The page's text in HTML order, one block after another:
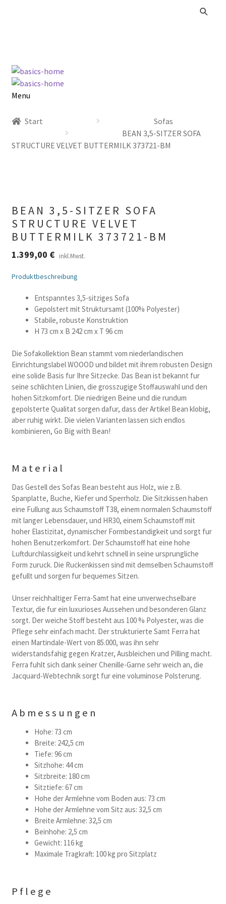
Zur
Navigation
springen
Zum
Inhalt
springen
Menu
Kataloge Landhaus
Summer Sale
Start
Sofas
BEAN 3,5-SITZER SOFA
STRUCTURE VELVET BUTTERMILK 373721-BM
BEAN 3,5-SITZER SOFA
STRUCTURE VELVET
BUTTERMILK 373721-BM
1.399,00 € inkl.Mwst.
Produktbeschreibung
Entspanntes 3,5-sitziges Sofa
Gepolstert mit Struktursamt (100% Polyester)
Stabile, robuste Konstruktion
H 73 cm x B 242 cm x T 96 cm
Die Sofakollektion Bean stammt vom niederlandischen
Einrichtungslabel WOOOD und bildet mit ihrem robusten Design
eine solide Basis fur Ihre Sitzecke. Das Bean ist bekannt fur
seine schlichten Linien, die grosszugige Stoffauswahl und den
hohen Sitzkomfort. Die niedrigen Beine und die rundum
gepolsterte Qualitat sorgen dafur, dass der Artikel Bean klobig,
aber ruhig wirkt. Die vielen Varianten lassen sich endlos
kombinieren, Go Big with Bean!
Material
Das Gestell des Sofas Bean besteht aus Holz, wie z.B.
Spanplatte, Buche, Kiefer und Sperrholz. Die Sitzkissen haben
eine Fullung aus Schaumstoff T38, einem normalen Schaumstoff
mit langer Lebensdauer, und HR30, einem Schaumstoff mit
hoher Elastizitat, dynamischer Formbestandigkeit und sorgt fur
hohen Benutzerkomfort. Der Schaumstoff hat eine hohe
Luftdurchlassigkeit und kehrt schnell in seine ursprungliche
Form zuruck. Die Ruckenkissen sind mit demselben Schaumstoff
gefullt und sorgen fur bequemes Sitzen.
Unser reichhaltiger Ferra-Samt hat eine unverwechselbare
Textur, die fur ein luxurioses Aussehen und besonderen Glanz
sorgt. Der weiche Stoff besteht aus 100 % Polyester, was die
Pflege sehr einfach macht. Der strukturierte Samt Ferra hat
einen Martindale-Wert von 85.000, was ihn sehr
widerstandsfahig gegen Kratzer, Ausbleichen und Pilling macht.
Ferra fuhlt sich dank seiner Chenille-Garne sehr weich an, die
Jacquard-Webtechnik sorgt fur eine voluminose Polsterung.
Abmessungen
Hohe: 73 cm
Breite: 242,5 cm
Tiefe: 96 cm
Sitzhohe: 44 cm
Sitzbreite: 180 cm
Sitztiefe: 67 cm
Hohe der Armlehne vom Boden aus: 73 cm
Hohe der Armlehne vom Sitz aus: 32,5 cm
Breite Armlehne: 32,5 cm
Beinhohe: 2,5 cm
Gewicht: 116 kg
Maximale Tragkraft: 100 kg pro Sitzplatz
Pflege